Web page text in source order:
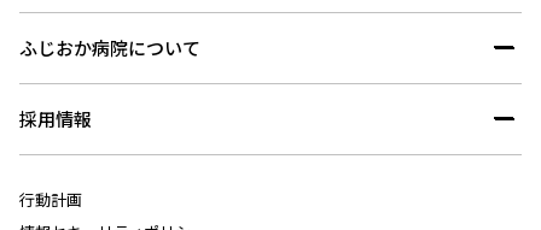
ふじおか病院について
採用情報
行動計画